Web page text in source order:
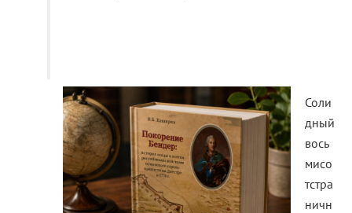
Соли
дный
вось
мисо
тстра
ничн